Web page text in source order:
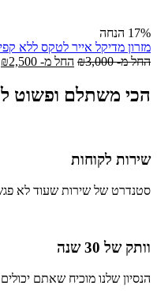
17% הנחה
מזרון מדיקל אייר לטקס ללא
החל מ-
₪3,000 החל מ- ₪2,500
הכי משתלם ופשוט
שירות לקוחות
סטנדרט של שירות שעוד לא
וותק של 30 שנה
הנסיון שלנו מוכיח שאתם